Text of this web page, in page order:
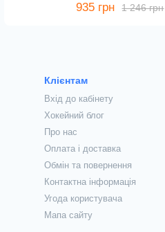
1 246 грн
935 грн
Клієнтам
Вхід до кабінету
Хокейний блог
Про нас
Оплата і доставка
Обмін та повернення
Контактна інформація
Угода користувача
Мапа сайту